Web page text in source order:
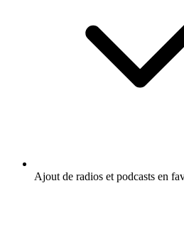
Ajout de radios et podcasts en